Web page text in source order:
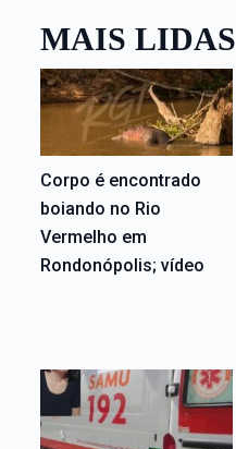
MAIS LIDAS
Corpo é encontrado
boiando no Rio
Vermelho em
Rondonópolis; vídeo